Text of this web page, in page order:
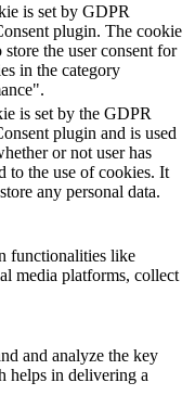
is set by GDPR
plugin. The cookie
store the user consent for
in the category
is set by the GDPR
plugin and is used
or not user has
to the use of cookies. It
any personal data.
functionalities like
media platforms, collect
and analyze the key
helps in delivering a